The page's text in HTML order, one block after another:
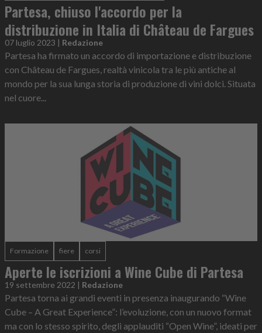
Partesa, chiuso l'accordo per la
distribuzione in Italia di Château de Fargues
07 luglio 2023 | Redazione
Partesa ha firmato un accordo di importazione e distribuzione
con Château de Fargues, realtà vinicola tra le più antiche al
mondo per la sua lunga storia di produzione di vini dolci. Situata
nel cuore...
Formazione fiere corsi
Aperte le iscrizioni a Wine Cube di Partesa
19 settembre 2022 | Redazione
Partesa torna ai grandi eventi in presenza inaugurando “Wine
Cube – A Great Experience”: l’evoluzione, con un nuovo format
ma con lo stesso spirito, degli applauditi “Open Wine”, ideati per